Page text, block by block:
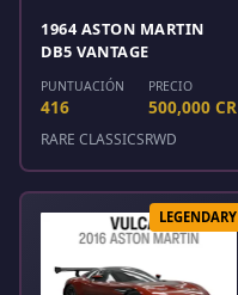
1964 ASTON MARTIN
DB5 VANTAGE
PUNTUACIÓN
416
PRECIO
500,000 CR
RARE CLASSICSRWD
LEGENDARY